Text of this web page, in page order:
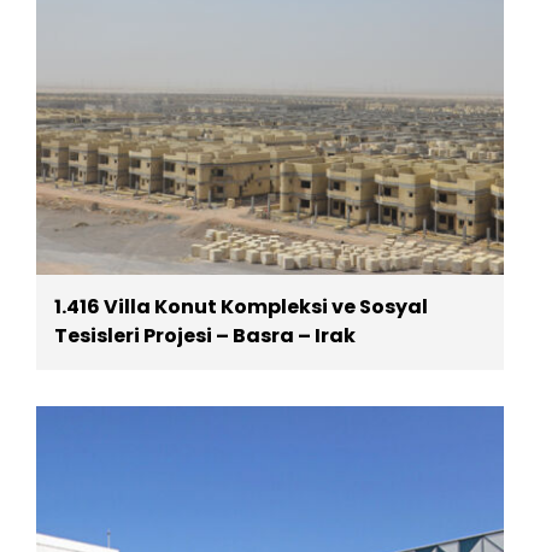
1.416 Villa Konut Kompleksi ve Sosyal
Tesisleri Projesi – Basra – Irak